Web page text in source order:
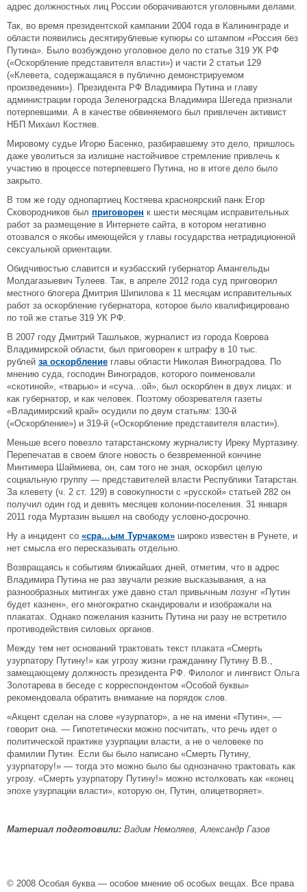
адрес должностных лиц России оборачиваются уголовными делами.
Так, во время президентской кампании 2004 года в Калининграде и
области появились десятирублевые купюры со штампом «Россия без
Путина». Было возбуждено уголовное дело по статье 319 УК РФ
(«Оскорбление представителя власти») и части 2 статьи 129
(«Клевета, содержащаяся в публично демонстрируемом
произведении»). Президента РФ Владимира Путина и главу
администрации города Зеленоградска Владимира Шегеда признали
потерпевшими. А в качестве обвиняемого был привлечен активист
НБП Михаил Костяев.
Мировому судье Игорю Басенко, разбиравшему это дело, пришлось
даже уволиться за излишне настойчивое стремление привлечь к
участию в процессе потерпевшего Путина, но в итоге дело было
закрыто.
В том же году однопартиец Костяева красноярский панк Егор
Сковородников был приговорен к шести месяцам исправительных
работ за размещение в Интернете сайта, в котором негативно
отозвался о якобы имеющейся у главы государства нетрадиционной
сексуальной ориентации.
Обидчивостью славится и кузбасский губернатор Амангельды
Молдагазыевич Тулеев. Так, в апреле 2012 года суд приговорил
местного блогера Дмитрия Шипилова к 11 месяцам исправительных
работ за оскорбление губернатора, которое было квалифицировано
по той же статье 319 УК РФ.
В 2007 году Дмитрий Ташлыков, журналист из города Коврова
Владимирской области, был приговорен к штрафу в 10 тыс.
рублей за оскорбление главы области Николая Виноградова. По
мнению суда, господин Виноградов, которого поименовали
«скотиной», «тварью» и «суча…ой», был оскорблен в двух лицах: и
как губернатор, и как человек. Поэтому обозревателя газеты
«Владимирский край» осудили по двум статьям: 130-й
(«Оскорбление») и 319-й («Оскорбление представителя власти»).
Меньше всего повезло татарстанскому журналисту Иреку Муртазину.
Перепечатав в своем блоге новость о безвременной кончине
Минтимера Шаймиева, он, сам того не зная, оскорбил целую
социальную группу — представителей власти Республики Татарстан.
За клевету (ч. 2 ст. 129) в совокупности с «русской» статьей 282 он
получил один год и девять месяцев колонии-поселения. 31 января
2011 года Муртазин вышел на свободу условно-досрочно.
Ну а инцидент со «сра…ым Турчаком» широко известен в Рунете, и
нет смысла его пересказывать отдельно.
Возвращаясь к событиям ближайших дней, отметим, что в адрес
Владимира Путина не раз звучали резкие высказывания, а на
разнообразных митингах уже давно стал привычным лозунг «Путин
будет казнен», его многократно скандировали и изображали на
плакатах. Однако пожелания казнить Путина ни разу не встретило
противодействия силовых органов.
Между тем нет оснований трактовать текст плаката «Смерть
узурпатору Путину!» как угрозу жизни гражданину Путину В.В.,
замещающему должность президента РФ. Филолог и лингвист Ольга
Золотарева в беседе с корреспондентом «Особой буквы»
рекомендовала обратить внимание на порядок слов.
«Акцент сделан на слове «узурпатор», а не на имени «Путин», —
говорит она. — Гипотетически можно посчитать, что речь идет о
политической практике узурпации власти, а не о человеке по
фамилии Путин. Если бы было написано «Смерть Путину,
узурпатору!» — тогда это можно было бы однозначно трактовать как
угрозу. «Смерть узурпатору Путину!» можно истолковать как «конец
эпохе узурпации власти», которую он, Путин, олицетворяет».
Материал подготовили: Вадим Немоляев, Александр Газов
© 2008 Особая буква — особое мнение об особых вещах. Все права